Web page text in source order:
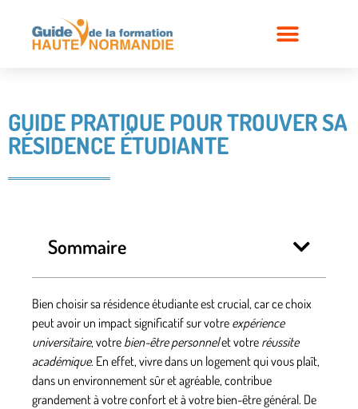
GUIDE PRATIQUE POUR TROUVER SA
RÉSIDENCE ÉTUDIANTE
Sommaire
Bien choisir sa résidence étudiante est crucial, car ce choix
peut avoir un impact significatifsur votre expérience
universitaire, votre bien-être personnelet votre réussite
académique. En effet, vivre dans un logement qui vous plaît,
dans un environnement sûr et agréable, contribue
grandement à votreconfort et à votre bien-être général. De